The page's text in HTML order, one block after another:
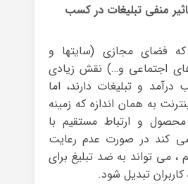
منفی تبلیغات در کسب
که فضای مجازی (سایتها و
اجتماعی و…) نقش زیادی
درآمد و تبلیغات دارند، اما
به همان اندازه که زمینه
محصول و ارتباط مستقیم با
کند در صورت عدم رعایت
، می تواند به ضد تبلیغ برای
تبدیل شود.